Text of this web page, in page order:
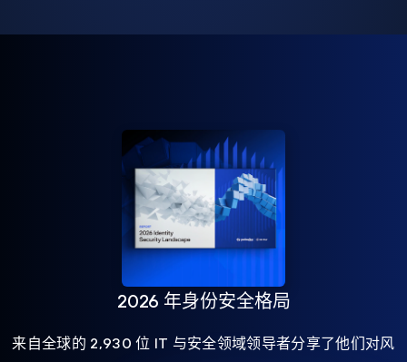
2026 年身份安全格局
来自全球的 2,930 位 IT 与安全领域领导者分享了他们对风